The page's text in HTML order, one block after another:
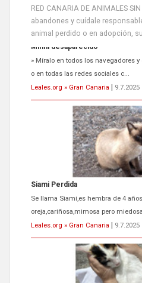
RED CANARIA DE ANIMALES
abandones y cuídale
animal perdido o en adopción,
Siami Perdida
Se llama Siami,es hembra de 4
oreja,cariñosa,mimosa pero
Leales.org » Gran Canaria | 9.7.2025
ADOPCIÓN URGENTE GATA
El ayuntamiento se va a llevar a